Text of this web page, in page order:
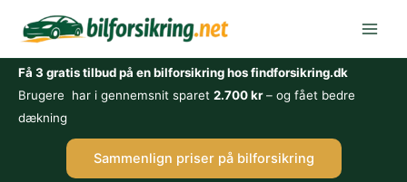
Få 3 gratis tilbud på en bilforsikring hos findforsikring.dk
Brugere har i gennemsnit sparet 2.700 kr– og fået bedre
dækning
Sammenlign priser på bilforsikring